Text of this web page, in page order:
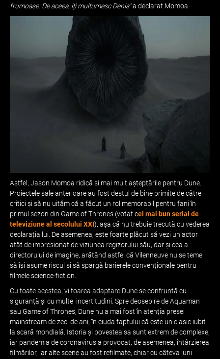
frumoase. De aceea, iți multumesc Denis”a declarat Momoa.
Astfel, Jason Momoa ridică și mai mult așteptările pentru Dune.
Proiectele sale anterioare au fost destul de bine primite de către
critici și să nu uităm că a făcut un rol memorabil pentru fani în
primul sezon din Game of Thrones (votat cel mai bun serial de
televiziune al secolului XXI), așa că nu trebuie trecută cu vederea
declarația lui. De asemenea, este foarte plăcut să vezi un actor
atât de impresionat de viziunea regizorului său, dar și cea a
directorului de imagine, arătând astfel că Vilenneuve nu se teme
să își asume riscul și să spargă barierele convenționale pentru
filmele science-fiction.
Cu toate acestea, viitoarea adaptare Dune se confruntă cu
siguranță și cu multe incertitudini. Spre deosebire de Aquaman
sau Game of Thrones, Dune nu a mai fost în atenția presei
mainstream de zeci de ani, în ciuda faptului că este un clasic iubit
la scară mondială. Istoria și povestea sa sunt extrem de complexe,
iar pandemia de coronavirus a provocat, de asemenea, întârzierea
filmărilor, iar alte scene au fost refilmate, chiar cu câteva luni